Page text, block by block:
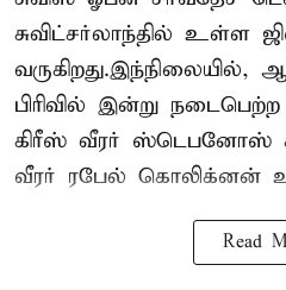
சுவிட்சர்லாந்தில் உள்ள
பிரிவில் இன்று நடைபெற்ற
கிரீஸ் வீரர் ஸ்டெபனோஸ்
வீரர் ரபேல் கொலிக்னன்
Read